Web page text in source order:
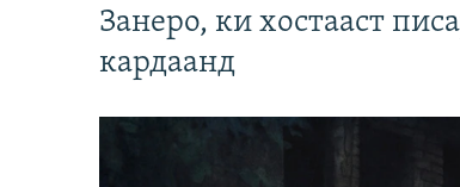
Занеро, ки хостааст
кардаанд